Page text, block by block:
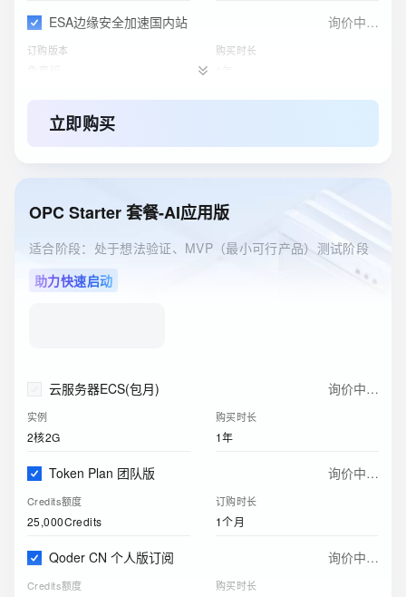
ESA边缘安全加速国内站 ￥0.00
订购版本 购买时长
立即购买
OPC Starter 套餐-AI应用版
适合阶段：处于想法验证、MVP（最小可行产品）测试阶段
助力快速启动
云服务器ECS(包月) 询价中…
实例
2核2G
购买时长
1年
Token Plan 团队版 询价中…
Credits额度
25,000Credits
订购时长
1个月
Qoder CN 个人版订阅 询价中…
Credits额度 购买时长